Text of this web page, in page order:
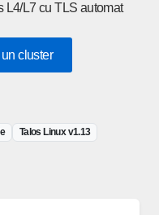
L4/L7 cu TLS automat
cluster
Talos Linux v1.13